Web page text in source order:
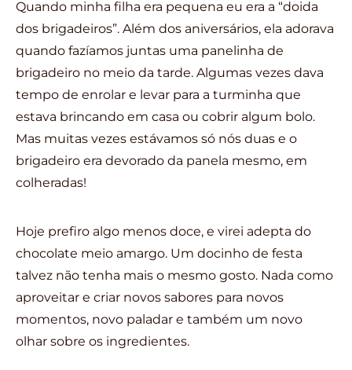
Quando minha filha era pequena eu era a “doida
dos brigadeiros”. Além dos aniversários, ela adorava
quando fazíamos juntas uma panelinha de
brigadeiro no meio da tarde. Algumas vezes dava
tempo de enrolar e levar para a turminha que
estava brincando em casa ou cobrir algum bolo.
Mas muitas vezes estávamos só nós duas e o
brigadeiro era devorado da panela mesmo, em
colheradas!
Hoje prefiro algo menos doce, e virei adepta do
chocolate meio amargo. Um docinho de festa
talvez não tenha mais o mesmo gosto. Nada como
aproveitar e criar novos sabores para novos
momentos, novo paladar e também um novo
olhar sobre os ingredientes.